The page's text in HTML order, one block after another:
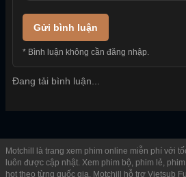
Gửi bình luận
* Bình luận không cần đăng nhập.
Đang tải bình luận...
Motchill là trang xem phim online miễn phí với
luôn được cập nhật. Xem phim bộ, phim lẻ,
hot theo từng quốc gia. Motchill hỗ trợ Vietsub